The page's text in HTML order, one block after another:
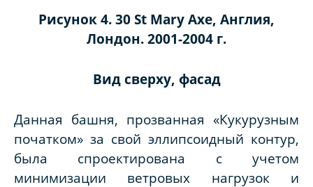
Рисунок 4. 30 St Mary Axe, Англия,
Лондон. 2001-2004 г.
Вид сверху, фасад
Данная башня, прозванная «Кукурузным
початком» за свой эллипсоидный контур,
была спроектирована с учетом
минимизации ветровых нагрузок и